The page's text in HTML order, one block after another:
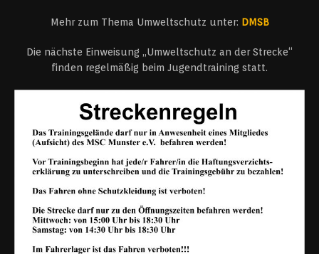
Mehr zum Thema Umweltschutz unter: DMSB
Die nächste Einweisung „Umweltschutz an der Strecke“
finden regelmäßig beim Jugendtraining statt.